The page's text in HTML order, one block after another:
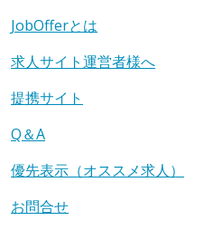
JobOfferとは
求人サイト運営者様へ
提携サイト
Q＆A
優先表示（オススメ求人）
お問合せ